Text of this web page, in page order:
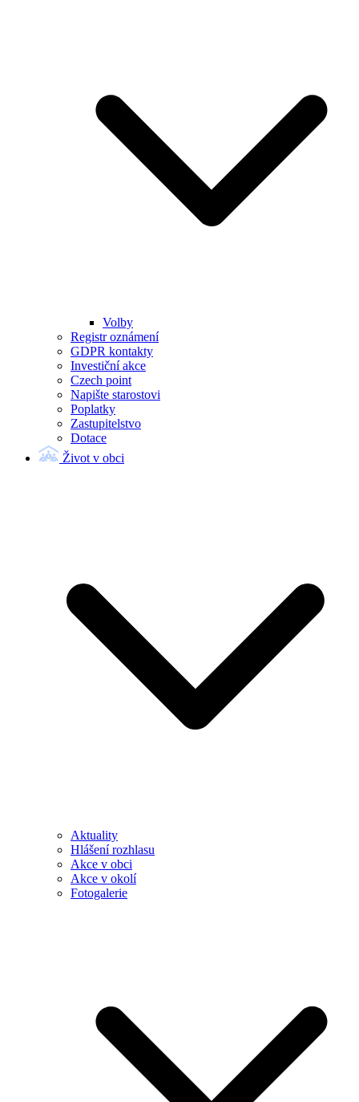
Volby
Registr oznámení
GDPR kontakty
Investiční akce
Czech point
Napište starostovi
Poplatky
Zastupitelstvo
Dotace
Život v obci
Aktuality
Hlášení rozhlasu
Akce v obci
Akce v okolí
Fotogalerie